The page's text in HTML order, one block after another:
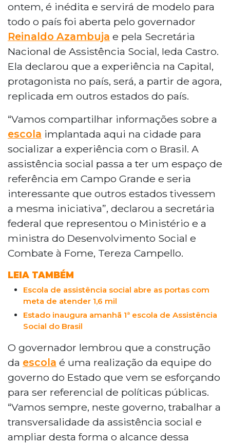
ontem, é inédita e servirá de modelo para
todo o país foi aberta pelo governador
Reinaldo Azambuja e pela Secretária
Nacional de Assistência Social, Ieda Castro.
Ela declarou que a experiência na Capital,
protagonista no país, será, a partir de agora,
replicada em outros estados do país.
“Vamos compartilhar informações sobre a
escola implantada aqui na cidade para
socializar a experiência com o Brasil. A
assistência social passa a ter um espaço de
referência em Campo Grande e seria
interessante que outros estados tivessem
a mesma iniciativa”, declarou a secretária
federal que representou o Ministério e a
ministra do Desenvolvimento Social e
Combate à Fome, Tereza Campello.
LEIA TAMBÉM
Escola de assistência social abre as portas com
meta de atender 1,6 mil
Estado inaugura amanhã 1ª escola de Assistência
Social do Brasil
O governador lembrou que a construção
da escola é uma realização da equipe do
governo do Estado que vem se esforçando
para ser referencial de políticas públicas.
“Vamos sempre, neste governo, trabalhar a
transversalidade da assistência social e
ampliar desta forma o alcance dessa